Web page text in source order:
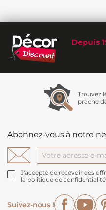
Depuis
Trouvez
proche
Abonnez-vous à notre
J'accepte de recevoir des
la politique de
Suivez-nous !